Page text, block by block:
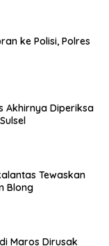
ke Polisi, Polres
Akhirnya Diperiksa
Tewaskan
Blong
Maros Dirusak